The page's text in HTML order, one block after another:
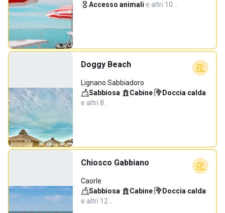
Accesso animali·e altri 10…
Doggy Beach
Lignano Sabbiadoro
Sabbiosa· Cabine· Doccia calda·
e altri 8…
Chiosco Gabbiano
Caorle
Sabbiosa· Cabine· Doccia calda·
e altri 12…